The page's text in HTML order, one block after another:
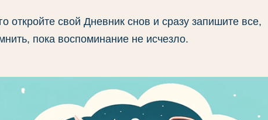
откройте свой Дневник снов и сразу запишите все,
пока воспоминание не исчезло.